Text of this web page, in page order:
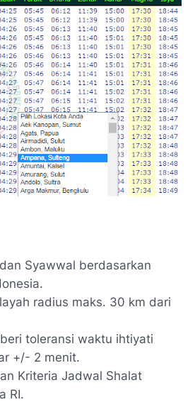
Syawwal berdasarkan
radius maks. 30 km dari
toleransi waktu ihtiyati
+/- 2 menit.
Kriteria Jadwal Shalat
RI.